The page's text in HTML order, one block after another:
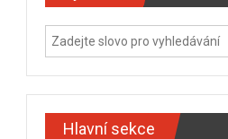
Hlavní sekce